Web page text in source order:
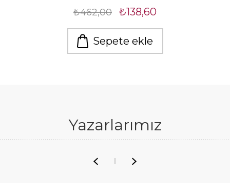
₺462,00 ₺138,60
Sepete ekle
Yazarlarımız